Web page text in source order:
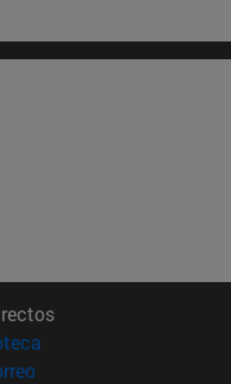
(abre en nueva ventana)